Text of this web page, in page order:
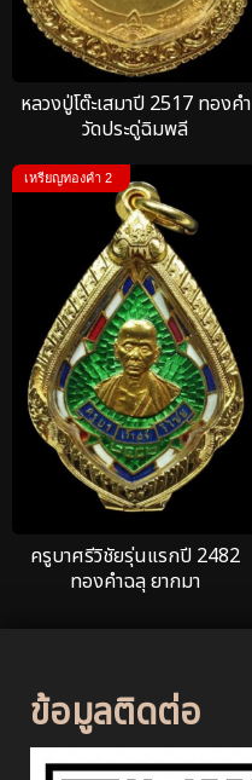
หลวงปู่โต๊ะเสมาปี 2517 ทองคำ
วัดประดู่ฉิมพลี
เหรียญทองคำ 2
ครูบาศรีวิชัยรุ่นแรกปี 2482
ทองคำฉลุ ยากมา
ข้อมูลติดต่อ